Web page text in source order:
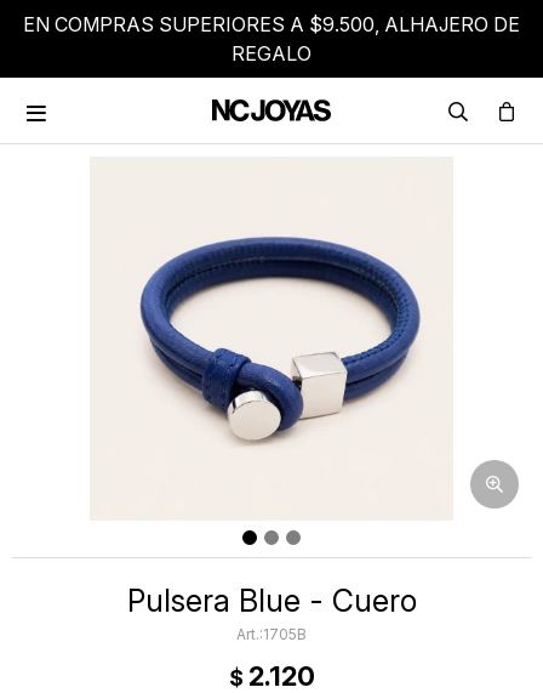
EN COMPRAS SUPERIORES A $9.500, ALHAJERO DE
REGALO

Pulsera Blue - Cuero
1705B
$ 2.120